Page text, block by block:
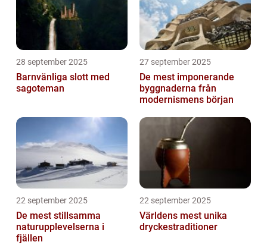
28 september 2025
Barnvänliga slott med
sagoteman
27 september 2025
De mest imponerande
byggnaderna från
modernismens början
22 september 2025
De mest stillsamma
naturupplevelserna i
fjällen
22 september 2025
Världens mest unika
dryckestraditioner